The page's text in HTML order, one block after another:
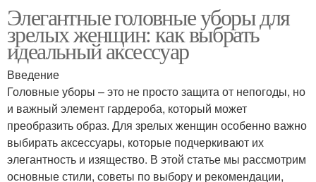
Элегантные головные уборы для
зрелых женщин: как выбрать
идеальный аксессуар
Введение
Головные уборы – это не просто защита от непогоды, но
и важный элемент гардероба, который может
преобразить образ. Для зрелых женщин особенно важно
выбирать аксессуары, которые подчеркивают их
элегантность и изящество. В этой статье мы рассмотрим
основные стили, советы по выбору и рекомендации,